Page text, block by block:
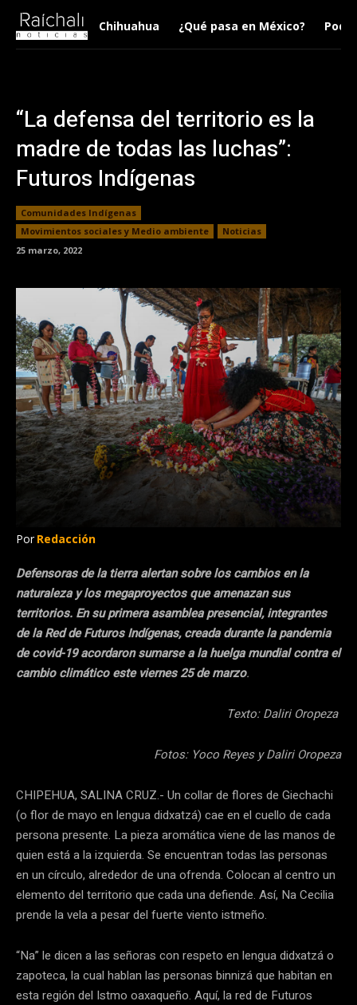
Chihuahua ¿Qué pasa en México?
“La defensa del territorio es la
madre de todas las luchas”:
Futuros Indígenas
Comunidades Indígenas
Movimientos sociales y Medio ambiente
Noticias
25 marzo, 2022
Por Redacción
Defensoras de la tierra alertan sobre los cambios en la
naturaleza y los megaproyectos que amenazan sus
territorios. En su primera asamblea presencial, integrantes
de la Red de Futuros Indígenas, creada durante la pandemia
de covid-19 acordaron sumarse a la huelga mundial contra el
cambio climático este viernes 25 de marzo.
Texto: Daliri Oropeza
Fotos: Yoco Reyes y Daliri Oropeza
CHIPEHUA, SALINA CRUZ.- Un collar de flores de Giechachi
(o flor de mayo en lengua didxatzá) cae en el cuello de cada
persona presente. La pieza aromática viene de las manos de
quien está a la izquierda. Se encuentran todas las personas
en un círculo, alrededor de una ofrenda. Colocan al centro un
elemento del territorio que cada una defiende. Así, Na Cecilia
prende la vela a pesar del fuerte viento istmeño.
“Na” le dicen a las señoras con respeto en lengua didxatzá o
zapoteca, la cual hablan las personas binnizá que habitan en
esta región del Istmo oaxaqueño. Aquí, la red de Futuros